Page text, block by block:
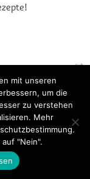
oder
der FAQ-Seite um.
eine Antwort :-):
mit unseren
um die
zu verstehen
Mehr
"Nein".